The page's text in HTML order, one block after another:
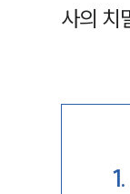
사의 치
1.